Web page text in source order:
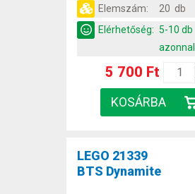
Elemszám:
20 db
Elérhetőség: 5-10 db
azonnal
5 700 Ft
LEGO 21339
BTS Dynamite